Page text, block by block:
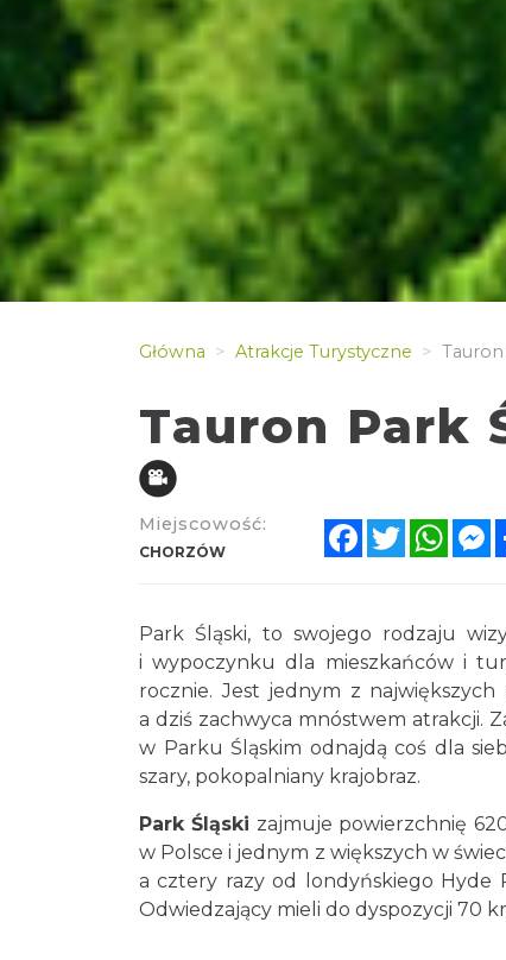
Główna Atrakcje Turystyczne Tauron
Tauron Park
Miejscowość:
CHORZÓW
FacebookTwitter
Park Śląski, to swojego rodzaju
i wypoczynku dla mieszkańców i
rocznie. Jest jednym z największych
a dziś zachwyca mnóstwem atrakcji.
w Parku Śląskim odnajdą coś dla
szary, pokopalniany krajobraz.
Park Śląski zajmuje powierzchnię
w Polsce i jednym z większych w
a cztery razy od londyńskiego Hyde
Odwiedzający mieli do dyspozycji 70